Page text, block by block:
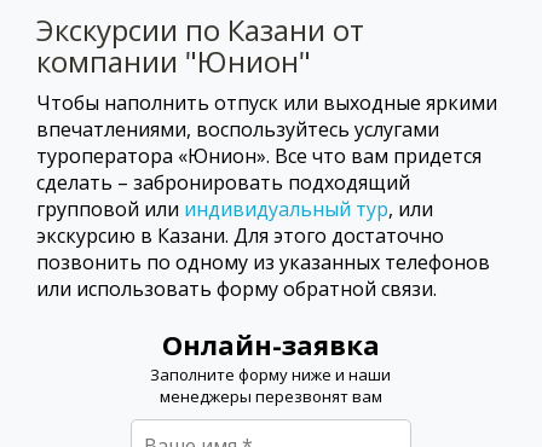
Экскурсии по Казани от
компании "Юнион"
Чтобы наполнить отпуск или выходные яркими
впечатлениями, воспользуйтесь услугами
туроператора «Юнион». Все что вам придется
сделать – забронировать подходящий
групповой или индивидуальный тур, или
экскурсию в Казани. Для этого достаточно
позвонить по одному из указанных телефонов
или использовать форму обратной связи.
Онлайн-заявка
Заполните форму ниже и наши
менеджеры перезвонят вам